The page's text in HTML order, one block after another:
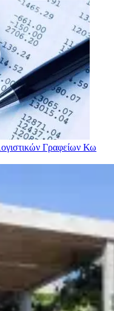
Γραφείων Κω